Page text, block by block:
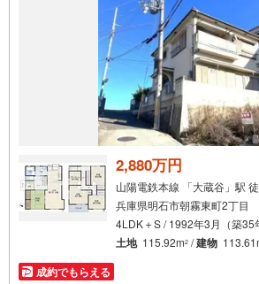
2,880万円
山陽電鉄本線 「大蔵谷」駅
兵庫県明石市朝霧東町2丁目
4LDK＋S / 1992年3月（築35
土地 115.92m2 /建物
成約でもらえる